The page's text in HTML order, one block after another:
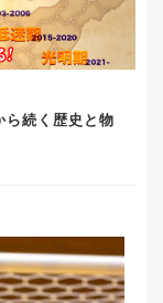
ら続く歴史と物